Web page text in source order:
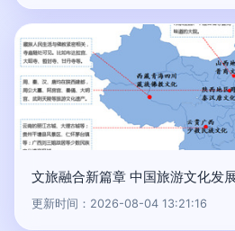
文旅融合新篇章 中国旅游文化发
更新时间：2026-08-04 13:21:16